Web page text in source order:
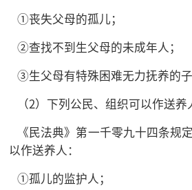
①丧失父母的孤儿；
②查找不到生父母的未成年人；
③生父母有特殊困难无力抚养的子
（2）下列公民、组织可以作送养
《民法典》第一千零九十四条规
以作送养人：
①孤儿的监护人；